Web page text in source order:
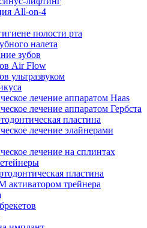
All-on-4
полости рта
налета
зубов
Air Flow
ультразвуком
лечение аппаратом Haas
лечение аппаратом Гербста
пластина
лечение элайнерами
лечение на сплинтах
пластина
активатором трейнера